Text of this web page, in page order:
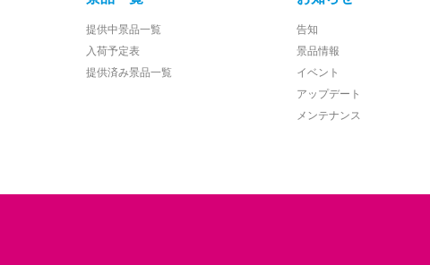
提供中景品一覧
入荷予定表
提供済み景品一覧
告知
景品情報
イベント
アップデート
メンテナンス